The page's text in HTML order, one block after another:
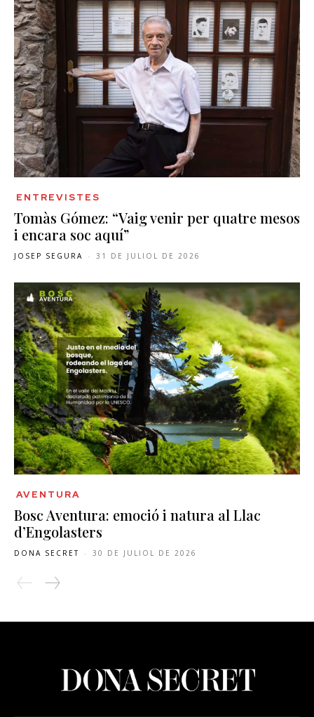
ENTREVISTES
Tomàs Gómez: “Vaig venir per quatre mesos
i encara soc aquí”
JOSEP SEGURA - 31 DE JULIOL DE 2026
AVENTURA
Bosc Aventura: emoció i natura al Llac
d’Engolasters
DONA SECRET - 30 DE JULIOL DE 2026